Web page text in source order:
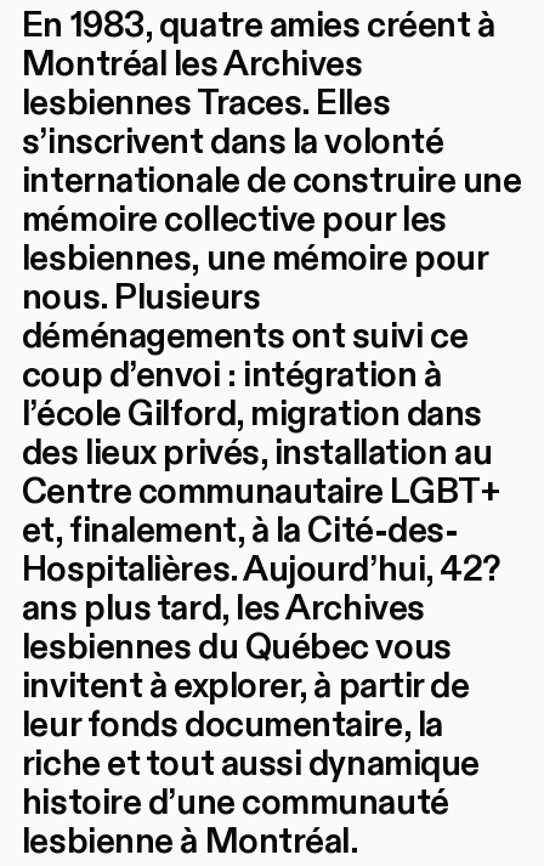
En 1983, quatre amies créent à
Montréal les Archives
lesbiennes Traces. Elles
s’inscrivent dans la volonté
internationale de construire une
mémoire collective pour les
lesbiennes, une mémoire pour
nous. Plusieurs
déménagements ont suivi ce
coup d’envoi : intégration à
l’école Gilford, migration dans
des lieux privés, installation au
Centre communautaire LGBT+
et, finalement, à la Cité-des-
Hospitalières. Aujourd’hui, 42?
ans plus tard, les Archives
lesbiennes du Québec vous
invitent à explorer, à partir de
leur fonds documentaire, la
riche et tout aussi dynamique
histoire d’une communauté
lesbienne à Montréal.